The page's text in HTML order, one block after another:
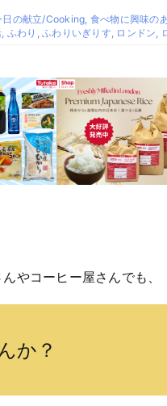
日の献立/Cooking, 食べ物に興味の
, ふわり ,ふわりいぎりす, ロンドン,
やコーヒー屋さんでも、
か？